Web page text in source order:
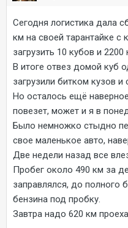
Сегодня логистика дала
км на своей тарантайке с
загрузить 10 кубов и 2200
В итоге отвез домой куб
загрузили битком кузов
Но осталось ещё
повезет, может и я в
Было немножко стыдно
свое маленькое авто,
Две недели назад все
Пробег около 490 км за
заправлялся, до полного
бензина под пробку.
Завтра надо 620 км